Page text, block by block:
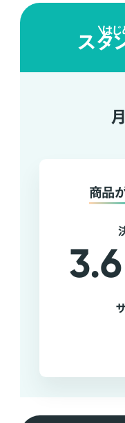
は
スタ
商品
3.6